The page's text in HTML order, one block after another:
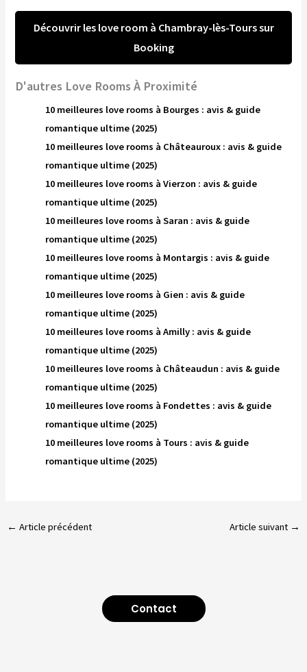
Découvrir les love room à Chambray-lès-Tours sur
Booking
D'autres Love Rooms À Proximité
10 meilleures love rooms à Bourges : avis & guide
romantique ultime (2025)
10 meilleures love rooms à Châteauroux : avis & guide
romantique ultime (2025)
10 meilleures love rooms à Vierzon : avis & guide
romantique ultime (2025)
10 meilleures love rooms à Saran : avis & guide
romantique ultime (2025)
10 meilleures love rooms à Montargis : avis & guide
romantique ultime (2025)
10 meilleures love rooms à Gien : avis & guide
romantique ultime (2025)
10 meilleures love rooms à Amilly : avis & guide
romantique ultime (2025)
10 meilleures love rooms à Châteaudun : avis & guide
romantique ultime (2025)
10 meilleures love rooms à Fondettes : avis & guide
romantique ultime (2025)
10 meilleures love rooms à Tours : avis & guide
romantique ultime (2025)
← Article précédent Article suivant →
Contact